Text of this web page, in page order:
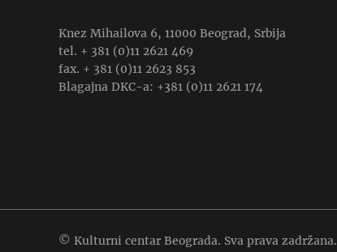
Knez Mihailova 6, 11000 Beograd, Srbija
tel. + 381 (0)11 2621 469
fax. + 381 (0)11 2623 853
Blagajna DKC-a: +381 (0)11 2621 174
© Kulturni centar Beograda. Sva prava zadržana.